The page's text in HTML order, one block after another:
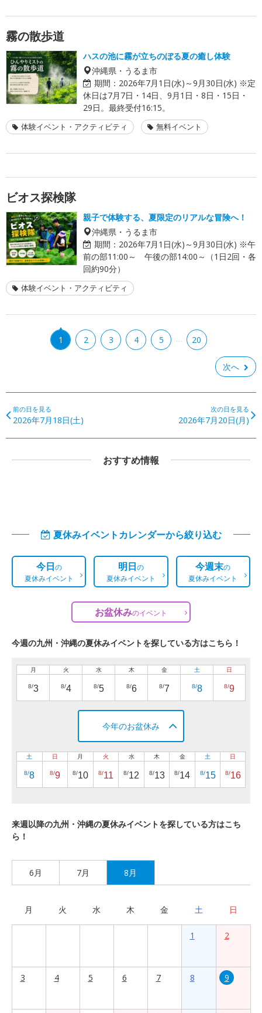
霧の散歩道
ハスの池に霧が立ちのぼる夏の癒し体験
沖縄県・うるま市
期間： 2026年7月1日(水)～9月30日(水) ※定
休日は7月7日・14日、9月1日・8日・15日・
29日。最終受付16:15。
体験イベント・アクティビティ 無料イベント
ビオス探検隊
親子で体験する、夏限定のリアルな冒険へ！
沖縄県・うるま市
期間： 2026年7月1日(水)～9月30日(水) ※午
前の部11:00～ 午後の部14:00～（1日2回・各
回約90分）
体験イベント・アクティビティ
1 2 3 4 5 … 20
次へ
前の日を見る
2026年7月18日(土)
次の日を見る
2026年7月20日(月)
おすすめ情報
夏休みイベントカレンダーから絞り込む
今日の
夏休みイベント
明日の
夏休みイベント
今週末の
夏休みイベント
お盆休みのイベント
今週の九州・沖縄の夏休みイベントを探している方はこちら！
月
8/3
火
8/4
水
8/5
木
8/6
金
8/7
土
8/8
日
8/9
今年のお盆休み
土
8/8
日
8/9
月
8/10
火
8/11
水
8/12
木
8/13
金
8/14
土
8/15
日
8/16
来週以降の九州・沖縄の夏休みイベントを探している方はこち
ら！
6月 7月 8月
月 火 水 木 金 土 日
1 2
3 4 5 6 7 8 9